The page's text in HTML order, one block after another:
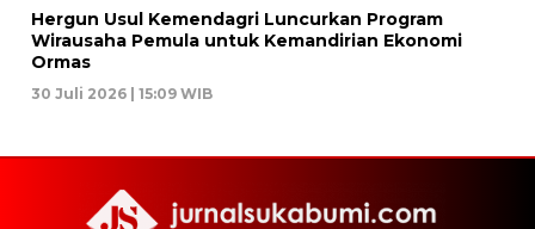
Hergun Usul Kemendagri Luncurkan Program
Wirausaha Pemula untuk Kemandirian Ekonomi
Ormas
30 Juli 2026 | 15:09 WIB